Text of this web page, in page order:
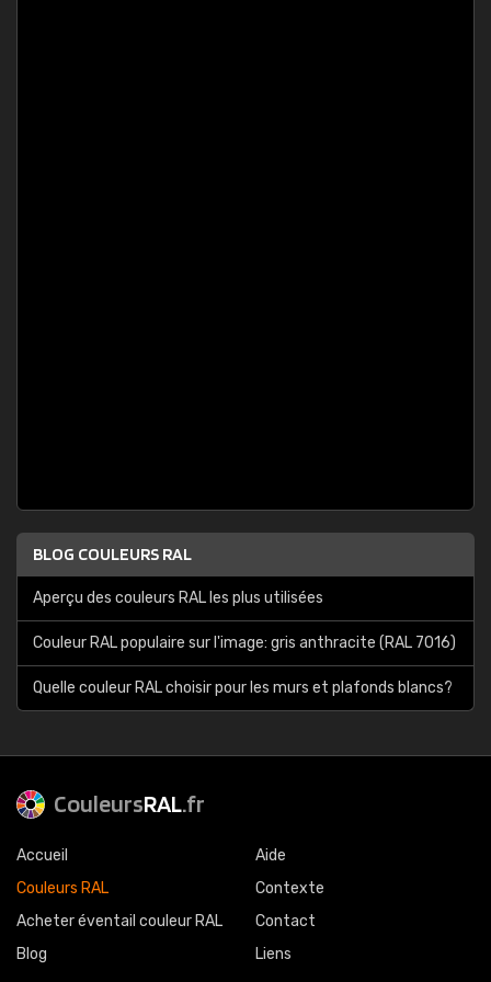
BLOG COULEURS RAL
Aperçu des couleurs RAL les plus utilisées
Couleur RAL populaire sur l'image: gris anthracite (RAL 7016)
Quelle couleur RAL choisir pour les murs et plafonds blancs?
CouleursRAL.fr
Accueil
Couleurs RAL
Acheter éventail couleur RAL
Blog
Aide
Contexte
Contact
Liens